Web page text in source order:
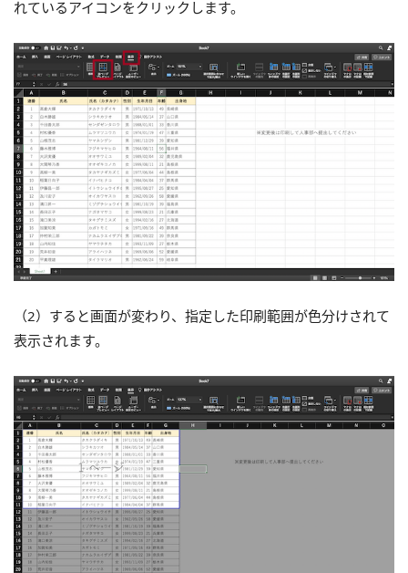
れているアイコンをクリックします。
（2）すると画面が変わり、指定した印刷範囲が色分けされて
表示されます。